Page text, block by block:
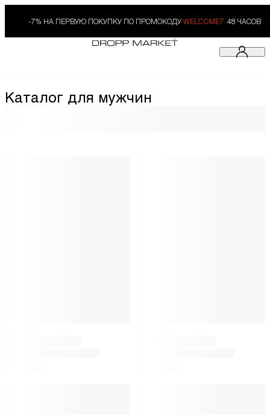
-7% НА ПЕРВУЮ ПОКУПКУ ПО ПРОМОКОДУ WELCOME7. 48 ЧАСОВ
Каталог для мужчин